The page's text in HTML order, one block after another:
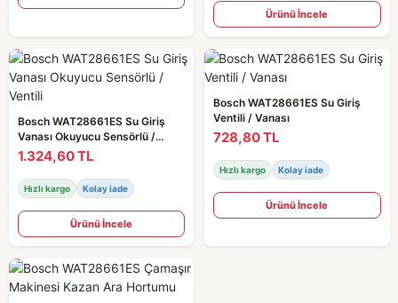
Ürünü İncele
Bosch WAT28661ES Su Giriş
Vanası Okuyucu Sensörlü /
Ventili
1.324,60 TL
Hızlı kargo Kolay iade
Ürünü İncele
Bosch WAT28661ES Su Giriş
Ventili / Vanası
728,80 TL
Hızlı kargo Kolay iade
Ürünü İncele